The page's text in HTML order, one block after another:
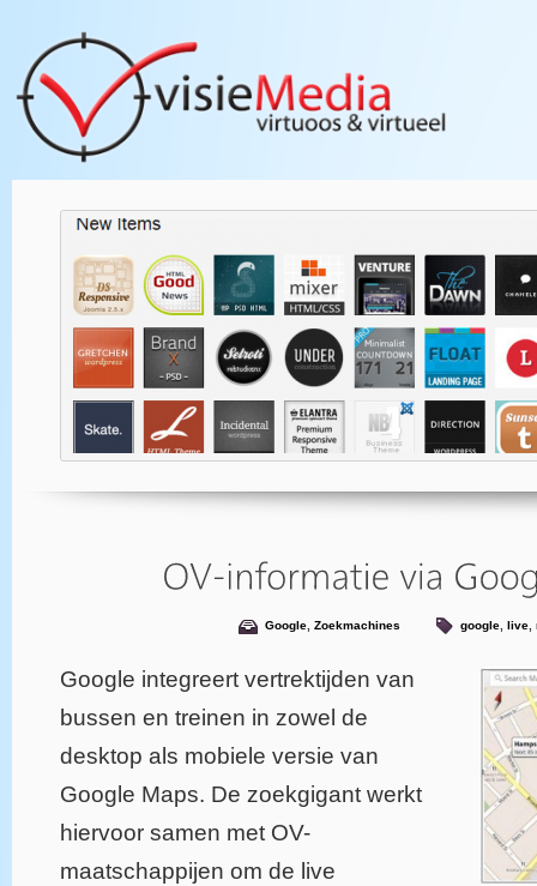
Google, Zoekmachines google, live,
Google integreert vertrektijden van
bussen en treinen in zowel de
desktop als mobiele versie van
Google Maps. De zoekgigant werkt
hiervoor samen met OV-
maatschappijen om de live